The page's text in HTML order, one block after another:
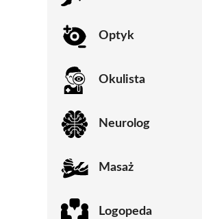
Optyk
Okulista
Neurolog
Masaż
Logopeda